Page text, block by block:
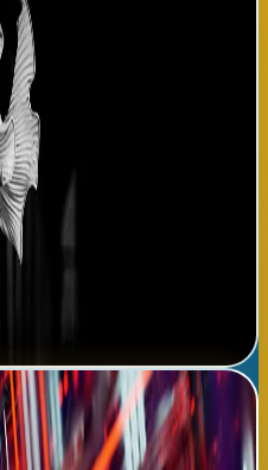
de la
una atmósfera sonora
teatral. Las críticas
maestra teatral del año". El
'Fronteras Invisibles'
con sesiones de mañana los
ha sido seleccionada para
Internacional de Teatro
a Bilbao como centro
producción es
la comunidad ecuatoriana
propias experiencias de
diagnóstico médico:
99.8% precisión